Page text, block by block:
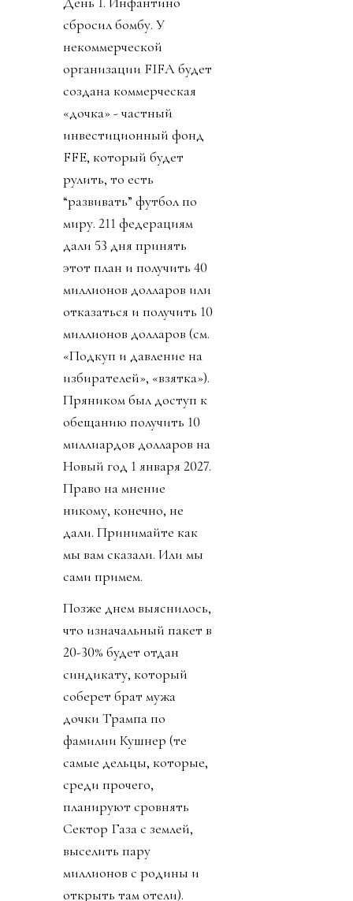
сбросил бомбу. У
некоммерческой
организации FIFA будет
создана коммерческая
«дочка» - частный
инвестиционный фонд
FFE, который будет
рулить, то есть
“развивать” футбол по
миру. 211 федерациям
дали 53 дня принять
этот план и получить 40
миллионов долларов или
отказаться и получить 10
миллионов долларов (см.
«Подкуп и давление на
избирателей», «взятка»).
Пряником был доступ к
обещанию получить 10
миллиардов долларов на
Новый год 1 января 2027.
Право на мнение
никому, конечно, не
дали. Принимайте как
мы вам сказали. Или мы
сами примем.
Позже днем выяснилось,
что изначальный пакет в
20-30% будет отдан
синдикату, который
соберет брат мужа
дочки Трампа по
фамилии Кушнер (те
самые дельцы, которые,
среди прочего,
планируют сровнять
Сектор Газа с землей,
выселить пару
миллионов с родины и
открыть там отели).